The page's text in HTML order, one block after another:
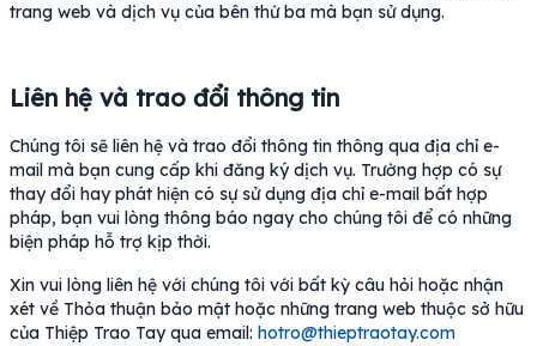
trang web và dịch vụ của bên thứ ba mà bạn sử dụng.
Liên hệ và trao đổi thông tin
Chúng tôi sẽ liên hệ và trao đổi thông tin thông qua địa chỉ e-
mail mà bạn cung cấp khi đăng ký dịch vụ. Trường hợp có sự
thay đổi hay phát hiện có sự sử dụng địa chỉ e-mail bất hợp
pháp, bạn vui lòng thông báo ngay cho chúng tôi để có những
biện pháp hỗ trợ kịp thời.
Xin vui lòng liên hệ với chúng tôi với bất kỳ câu hỏi hoặc nhận
xét về Thỏa thuận bảo mật hoặc những trang web thuộc sở hữu
của Thiệp Trao Tay qua email: hotro@thieptraotay.com